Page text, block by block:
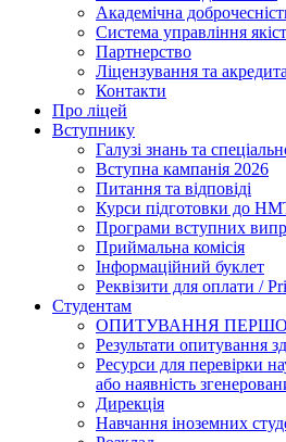
Академічна
Система управління
Партнерство
Ліцензування та
Контакти
Про ліцей
Вступнику
Галузі знань та
Вступна кампанія 2026
Питання та відповіді
Курси підготовки до
Програми вступних
Приймальна комісія
Інформаційний буклет
Реквізити для оплати /
Студентам
ОПИТУВАННЯ
Результати опитування
Ресурси для перевірки
або наявність
Дирекція
Навчання іноземних